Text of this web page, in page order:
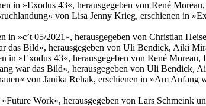
in »Exodus 43«, herausgegeben von René
von Lisa Jenny Krieg, erschienen in
»c’t 05/2021«, herausgegeben von Christian
das Bild«, herausgegeben von Uli Bendick, Aiki
in »Exodus 43«, herausgegeben von René
war das Bild«, herausgegeben von Uli
von Janika Rehak, erschienen in »Am
Work«, herausgegeben von Lars